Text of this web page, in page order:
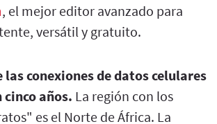
, el mejor editor avanzado para
versátil y gratuito.
las conexiones de datos celulares
cinco años. La región con los
es el Norte de África. La